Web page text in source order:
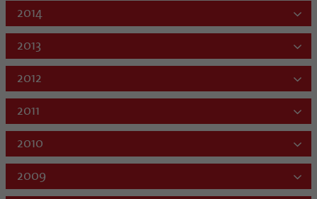
2014
2013
2012
2011
2010
2009